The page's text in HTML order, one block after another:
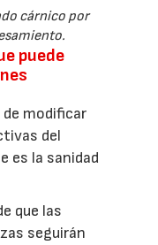
cárnico por
puede
modificar
del
es la sanidad
que las
seguirán